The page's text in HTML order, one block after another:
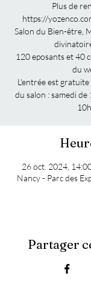
Plus de
https://
Salon du Bien-être,
120 eposants et 40
du
L'entrée est
du salon : samedi
26 oct. 2024,
Nancy - Parc des
Partager